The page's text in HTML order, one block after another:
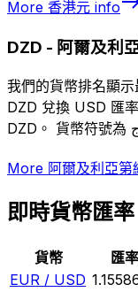
More 香港元 info
DZD - 阿爾及利
我們的貨幣排名顯
DZD 兌換 USD 匯
More 阿爾及利亞第
即時貨幣匯率
貨幣 匯率
EUR / USD